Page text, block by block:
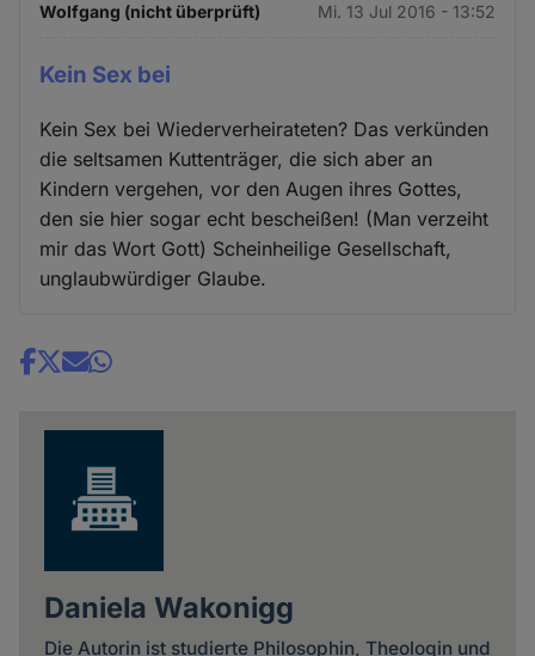
Wolfgang (nicht überprüft) Mi. 13 Jul 2016 - 13:52
Kein Sex bei
Kein Sex bei Wiederverheirateten? Das verkünden
die seltsamen Kuttenträger, die sich aber an
Kindern vergehen, vor den Augen ihres Gottes,
den sie hier sogar echt bescheißen! (Man verzeiht
mir das Wort Gott) Scheinheilige Gesellschaft,
unglaubwürdiger Glaube.
Share
Daniela Wakonigg
Die Autorin ist studierte Philosophin, Theologin und